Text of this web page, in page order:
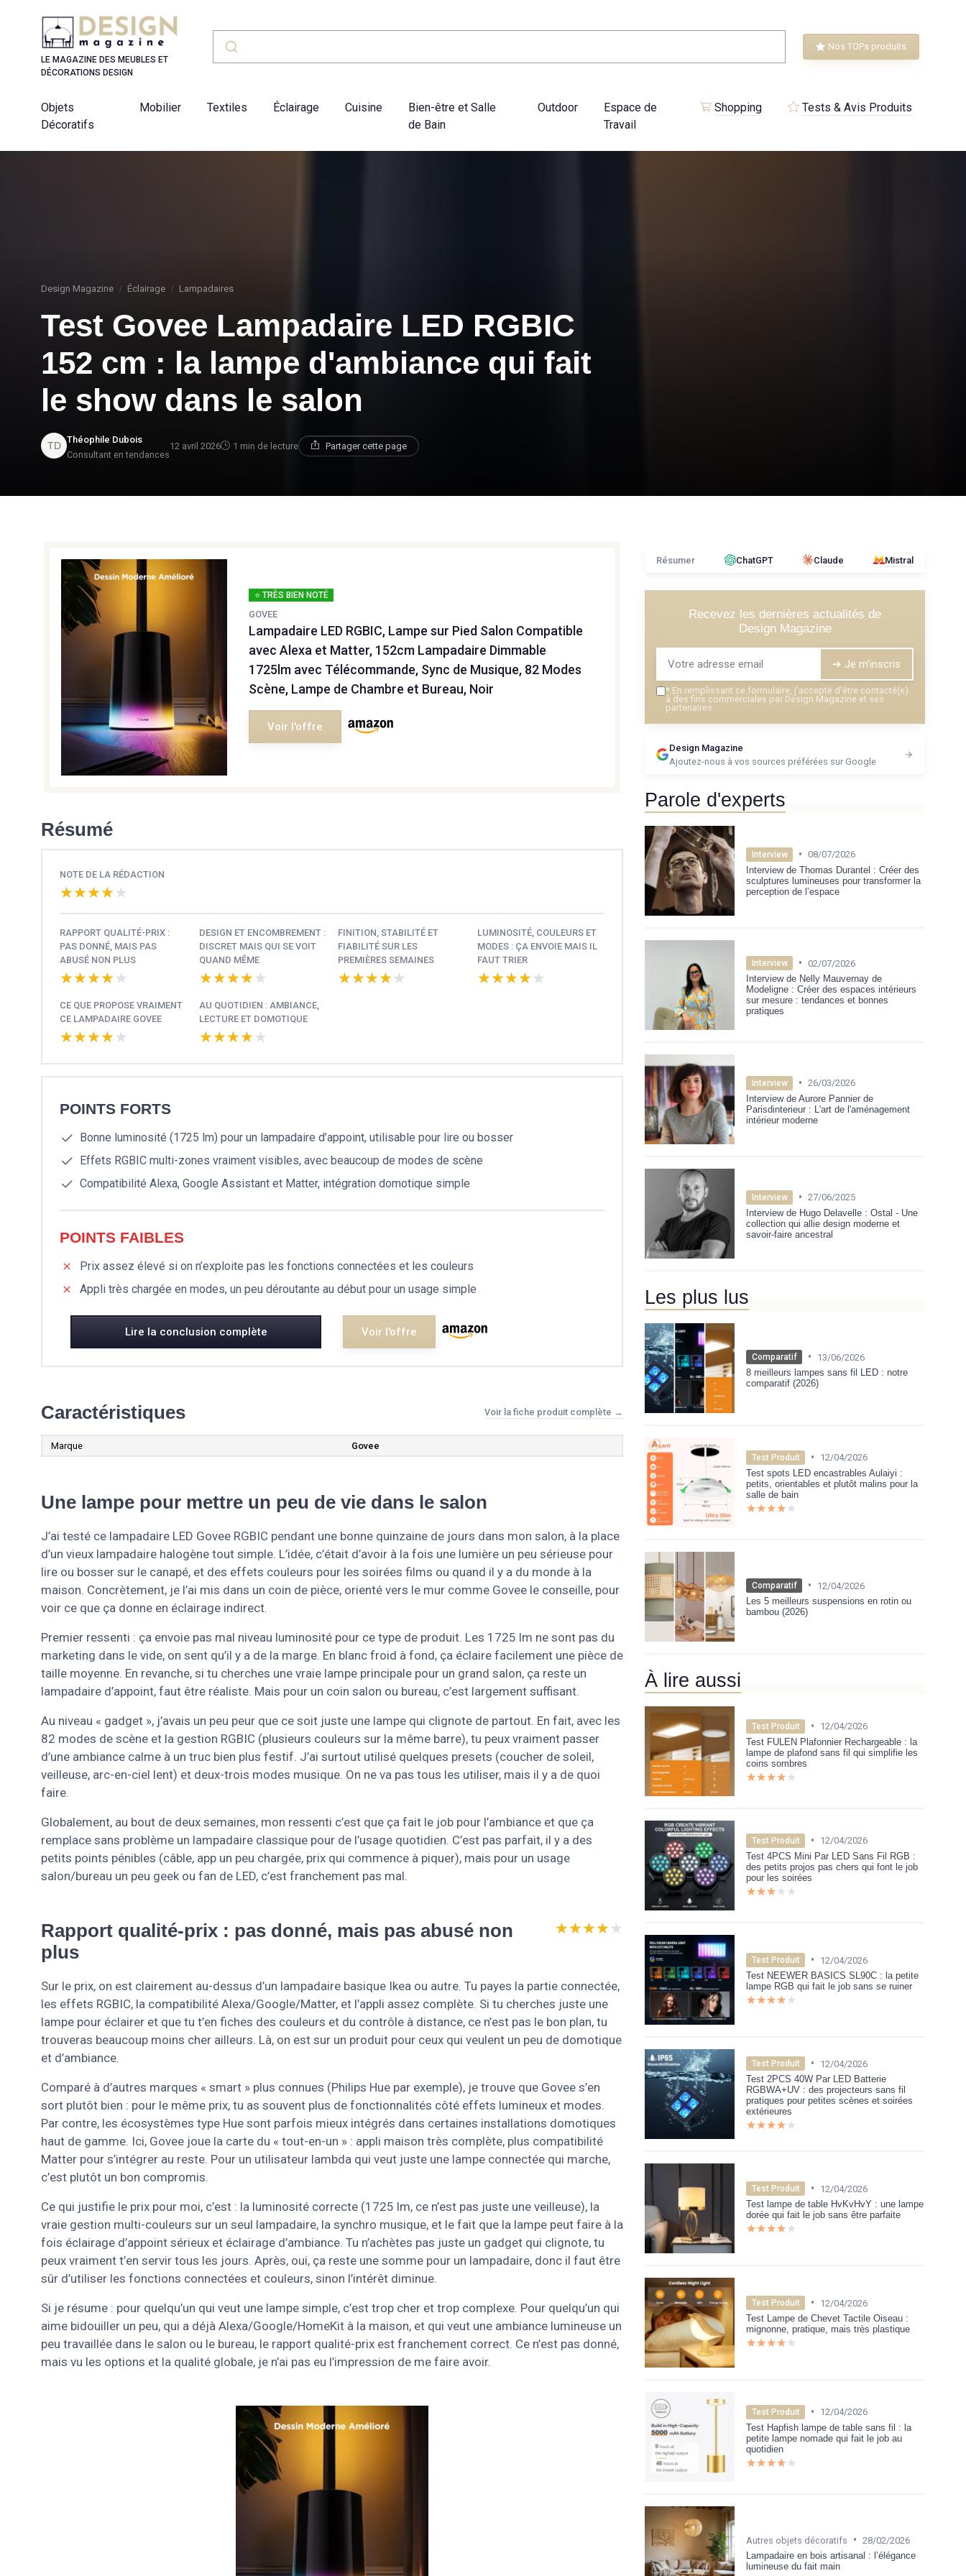
LE MAGAZINE DES MEUBLES ET
DÉCORATIONS DESIGN
Nos TOPs produits
Objets
Décoratifs
Mobilier Textiles Éclairage Cuisine
Bien-être et Salle
de Bain
Outdoor
Espace de
Travail
Shopping Tests & Avis Produits
Design Magazine Éclairage Lampadaires
Test Govee Lampadaire LED RGBIC
152 cm : la lampe d'ambiance qui fait
le show dans le salon
Théophile Dubois
Consultant en tendances
12 avril 2026 1 min de lecture Partager cette page
⭐ TRÈS BIEN NOTÉ
GOVEE
Lampadaire LED RGBIC, Lampe sur Pied Salon Compatible
avec Alexa et Matter, 152cm Lampadaire Dimmable
1725lm avec Télécommande, Sync de Musique, 82 Modes
Scène, Lampe de Chambre et Bureau, Noir
Voir l'offre
Résumé
NOTE DE LA RÉDACTION
★★★★★
★★★★★
RAPPORT QUALITÉ-PRIX :
PAS DONNÉ, MAIS PAS
ABUSÉ NON PLUS
★★★★★
★★★★★
DESIGN ET ENCOMBREMENT :
DISCRET MAIS QUI SE VOIT
QUAND MÊME
★★★★★
★★★★★
FINITION, STABILITÉ ET
FIABILITÉ SUR LES
PREMIÈRES SEMAINES
★★★★★
★★★★★
LUMINOSITÉ, COULEURS ET
MODES : ÇA ENVOIE MAIS IL
FAUT TRIER
★★★★★
★★★★★
CE QUE PROPOSE VRAIMENT
CE LAMPADAIRE GOVEE
★★★★★
★★★★★
AU QUOTIDIEN : AMBIANCE,
LECTURE ET DOMOTIQUE
★★★★★
★★★★★
POINTS FORTS
Bonne luminosité (1725 lm) pour un lampadaire d’appoint, utilisable pour lire ou bosser
Effets RGBIC multi-zones vraiment visibles, avec beaucoup de modes de scène
Compatibilité Alexa, Google Assistant et Matter, intégration domotique simple
POINTS FAIBLES
Prix assez élevé si on n’exploite pas les fonctions connectées et les couleurs
Appli très chargée en modes, un peu déroutante au début pour un usage simple
Lire la conclusion complète Voir l'offre
Caractéristiques Voir la fiche produit complète →
Marque Govee
Une lampe pour mettre un peu de vie dans le salon
J’ai testé ce lampadaire LED Govee RGBIC pendant une bonne quinzaine de jours dans mon salon, à la place
d’un vieux lampadaire halogène tout simple. L’idée, c’était d’avoir à la fois une lumière un peu sérieuse pour
lire ou bosser sur le canapé, et des effets couleurs pour les soirées films ou quand il y a du monde à la
maison. Concrètement, je l’ai mis dans un coin de pièce, orienté vers le mur comme Govee le conseille, pour
voir ce que ça donne en éclairage indirect.
Premier ressenti : ça envoie pas mal niveau luminosité pour ce type de produit. Les 1725 lm ne sont pas du
marketing dans le vide, on sent qu’il y a de la marge. En blanc froid à fond, ça éclaire facilement une pièce de
taille moyenne. En revanche, si tu cherches une vraie lampe principale pour un grand salon, ça reste un
lampadaire d’appoint, faut être réaliste. Mais pour un coin salon ou bureau, c’est largement suffisant.
Au niveau « gadget », j’avais un peu peur que ce soit juste une lampe qui clignote de partout. En fait, avec les
82 modes de scène et la gestion RGBIC (plusieurs couleurs sur la même barre), tu peux vraiment passer
d’une ambiance calme à un truc bien plus festif. J’ai surtout utilisé quelques presets (coucher de soleil,
veilleuse, arc-en-ciel lent) et deux-trois modes musique. On ne va pas tous les utiliser, mais il y a de quoi
faire.
Globalement, au bout de deux semaines, mon ressenti c’est que ça fait le job pour l’ambiance et que ça
remplace sans problème un lampadaire classique pour de l’usage quotidien. C’est pas parfait, il y a des
petits points pénibles (câble, app un peu chargée, prix qui commence à piquer), mais pour un usage
salon/bureau un peu geek ou fan de LED, c’est franchement pas mal.
Rapport qualité-prix : pas donné, mais pas abusé non
plus
★★★★★
★★★★★
Sur le prix, on est clairement au-dessus d’un lampadaire basique Ikea ou autre. Tu payes la partie connectée,
les effets RGBIC, la compatibilité Alexa/Google/Matter, et l’appli assez complète. Si tu cherches juste une
lampe pour éclairer et que tu t’en fiches des couleurs et du contrôle à distance, ce n’est pas le bon plan, tu
trouveras beaucoup moins cher ailleurs. Là, on est sur un produit pour ceux qui veulent un peu de domotique
et d’ambiance.
Comparé à d’autres marques « smart » plus connues (Philips Hue par exemple), je trouve que Govee s’en
sort plutôt bien : pour le même prix, tu as souvent plus de fonctionnalités côté effets lumineux et modes.
Par contre, les écosystèmes type Hue sont parfois mieux intégrés dans certaines installations domotiques
haut de gamme. Ici, Govee joue la carte du « tout-en-un » : appli maison très complète, plus compatibilité
Matter pour s’intégrer au reste. Pour un utilisateur lambda qui veut juste une lampe connectée qui marche,
c’est plutôt un bon compromis.
Ce qui justifie le prix pour moi, c’est : la luminosité correcte (1725 lm, ce n’est pas juste une veilleuse), la
vraie gestion multi-couleurs sur un seul lampadaire, la synchro musique, et le fait que la lampe peut faire à la
fois éclairage d’appoint sérieux et éclairage d’ambiance. Tu n’achètes pas juste un gadget qui clignote, tu
peux vraiment t’en servir tous les jours. Après, oui, ça reste une somme pour un lampadaire, donc il faut être
sûr d’utiliser les fonctions connectées et couleurs, sinon l’intérêt diminue.
Si je résume : pour quelqu’un qui veut une lampe simple, c’est trop cher et trop complexe. Pour quelqu’un qui
aime bidouiller un peu, qui a déjà Alexa/Google/HomeKit à la maison, et qui veut une ambiance lumineuse un
peu travaillée dans le salon ou le bureau, le rapport qualité-prix est franchement correct. Ce n’est pas donné,
mais vu les options et la qualité globale, je n’ai pas eu l’impression de me faire avoir.
Résumer ChatGPT Claude Mistral
Recevez les dernières actualités de
Design Magazine
➔ Je m'inscris
* En remplissant ce formulaire, j’accepte d’être contacté(e)
à des fins commerciales par Design Magazine et ses
partenaires.
Design Magazine
Ajoutez-nous à vos sources préférées sur Google
Parole d'experts
Interview • 08/07/2026
Interview de Thomas Durantel : Créer des
sculptures lumineuses pour transformer la
perception de l’espace
Interview • 02/07/2026
Interview de Nelly Mauvernay de
Modeligne : Créer des espaces intérieurs
sur mesure : tendances et bonnes
pratiques
Interview • 26/03/2026
Interview de Aurore Pannier de
Parisdinterieur : L'art de l'aménagement
intérieur moderne
Interview • 27/06/2025
Interview de Hugo Delavelle : Ostal - Une
collection qui allie design moderne et
savoir-faire ancestral
Les plus lus
Comparatif •
13/06/2026
8 meilleurs lampes sans fil LED : notre
comparatif (2026)
Test Produit •
12/04/2026
Test spots LED encastrables Aulaiyi :
petits, orientables et plutôt malins pour la
salle de bain
★★★★★
★★★★★
Comparatif •
12/04/2026
Les 5 meilleurs suspensions en rotin ou
bambou (2026)
À lire aussi
Test Produit •
12/04/2026
Test FULEN Plafonnier Rechargeable : la
lampe de plafond sans fil qui simplifie les
coins sombres
★★★★★
★★★★★
Test Produit •
12/04/2026
Test 4PCS Mini Par LED Sans Fil RGB :
des petits projos pas chers qui font le job
pour les soirées
★★★★★
★★★★★
Test Produit •
12/04/2026
Test NEEWER BASICS SL90C : la petite
lampe RGB qui fait le job sans se ruiner
★★★★★
★★★★★
Test Produit •
12/04/2026
Test 2PCS 40W Par LED Batterie
RGBWA+UV : des projecteurs sans fil
pratiques pour petites scènes et soirées
extérieures
★★★★★
★★★★★
Test Produit •
12/04/2026
Test lampe de table HvKvHvY : une lampe
dorée qui fait le job sans être parfaite
★★★★★
★★★★★
Test Produit •
12/04/2026
Test Lampe de Chevet Tactile Oiseau :
mignonne, pratique, mais très plastique
★★★★★
★★★★★
Test Produit •
12/04/2026
Test Hapfish lampe de table sans fil : la
petite lampe nomade qui fait le job au
quotidien
★★★★★
★★★★★
Autres objets décoratifs • 28/02/2026
Lampadaire en bois artisanal : l’élégance
lumineuse du fait main